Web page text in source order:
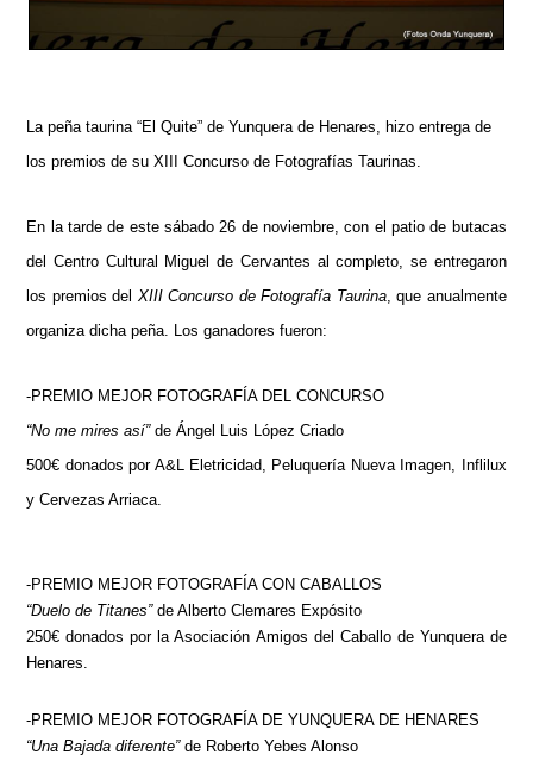
La peña taurina “El Quite” de Yunquera de Henares, hizo entrega de
los premios de su XIII Concurso de Fotografías Taurinas.
En la tarde de este sábado 26 de noviembre, con el patio de butacas
del Centro Cultural Miguel de Cervantes al completo, se entregaron
los premios del XIII Concurso de Fotografía Taurina, que anualmente
organiza dicha peña. Los ganadores fueron:
-PREMIO MEJOR FOTOGRAFÍA DEL CONCURSO
“No me mires así”de Ángel Luis López Criado
500€ donados por A&L Eletricidad, Peluquería Nueva Imagen, Inflilux
y Cervezas Arriaca.
-PREMIO MEJOR FOTOGRAFÍA CON CABALLOS
“Duelo de Titanes”de Alberto Clemares Expósito
250€ donados por la Asociación Amigos del Caballo de Yunquera de
Henares.
-PREMIO MEJOR FOTOGRAFÍA DE YUNQUERA DE HENARES
“Una Bajada diferente”de Roberto Yebes Alonso